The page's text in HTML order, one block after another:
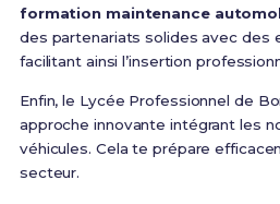
formation maintenance
des partenariats solides avec des
facilitant ainsi l’insertion
Enfin, le Lycée Professionnel de
approche innovante intégrant les
véhicules. Cela te prépare
secteur.